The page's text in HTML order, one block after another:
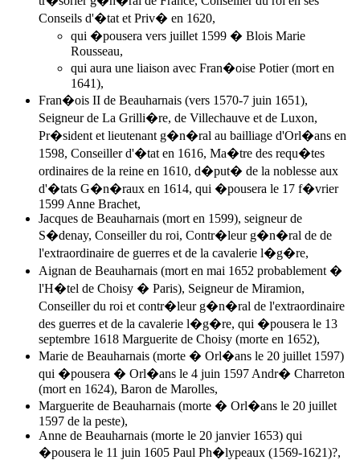
Conseils d'�tat et Priv� en 1620,
qui �pousera vers juillet 1599 � Blois Marie
Rousseau,
qui aura une liaison avec Fran�oise Potier (mort en
1641),
Fran�ois II de Beauharnais (vers 1570-7 juin 1651),
Seigneur de La Grilli�re, de Villechauve et de Luxon,
Pr�sident et lieutenant g�n�ral au bailliage d'Orl�ans en
1598, Conseiller d'�tat en 1616, Ma�tre des requ�tes
ordinaires de la reine en 1610, d�put� de la noblesse aux
d'�tats G�n�raux en 1614, qui �pousera le 17 f�vrier
1599 Anne Brachet,
Jacques de Beauharnais (mort en 1599), seigneur de
S�denay, Conseiller du roi, Contr�leur g�n�ral de de
l'extraordinaire de guerres et de la cavalerie l�g�re,
Aignan de Beauharnais (mort en mai 1652 probablement �
l'H�tel de Choisy � Paris), Seigneur de Miramion,
Conseiller du roi et contr�leur g�n�ral de l'extraordinaire
des guerres et de la cavalerie l�g�re, qui �pousera le 13
septembre 1618 Marguerite de Choisy (morte en 1652),
Marie de Beauharnais (morte � Orl�ans le 20 juillet 1597)
qui �pousera � Orl�ans le 4 juin 1597 Andr� Charreton
(mort en 1624), Baron de Marolles,
Marguerite de Beauharnais (morte � Orl�ans le 20 juillet
1597 de la peste),
Anne de Beauharnais (morte le 20 janvier 1653) qui
�pousera le 11 juin 1605 Paul Ph�lypeaux (1569-1621)?,